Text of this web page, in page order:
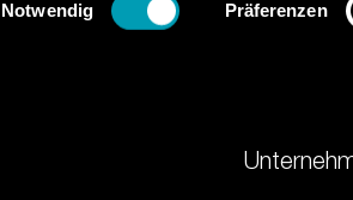
Notwendig Präferenzen